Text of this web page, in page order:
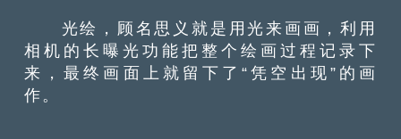
光绘，顾名思义就是用光来画画，利用
相机的长曝光功能把整个绘画过程记录下
来，最终画面上就留下了“凭空出现”的画
作。